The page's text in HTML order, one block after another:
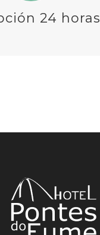
24 horas